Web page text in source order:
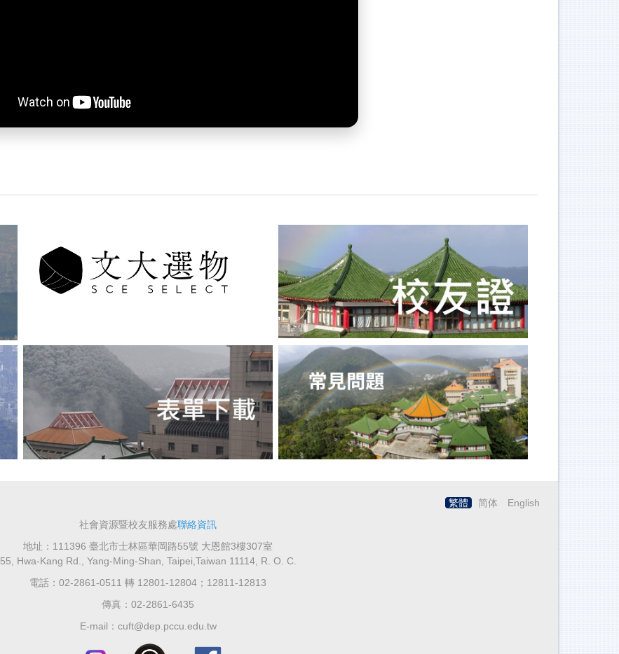
繁體 简体
English
社會資源暨校友服務處聯絡資訊
地址：111396 臺北市士林區華岡路55號 大恩館3樓307室
55, Hwa-Kang Rd., Yang-Ming-Shan, Taipei,Taiwan 11114, R. O. C.
電話：02-2861-0511 轉 12801-12804；12811-12813
傳真：02-2861-6435
E-mail：cuft@dep.pccu.edu.tw